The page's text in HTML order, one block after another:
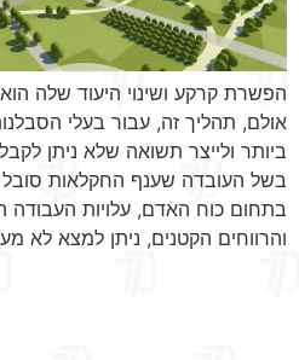
הפשרת קרקע ושינוי היעוד שלה הוא
אולם, תהליך זה, עבור בעלי
ביותר ולייצר תשואה שלא ניתן
בשל העובדה שענף החקלאות סובל
בתחום כוח האדם, עלויות העבודה
והרווחים הקטנים, ניתן למצא לא